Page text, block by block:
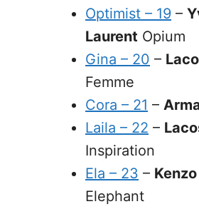
Optimist – 19 –
Laurent Opium
Gina – 20 –
Femme
Cora – 21 –
Laila – 22 –
Inspiration
Ela – 23 – Kenzo
Elephant